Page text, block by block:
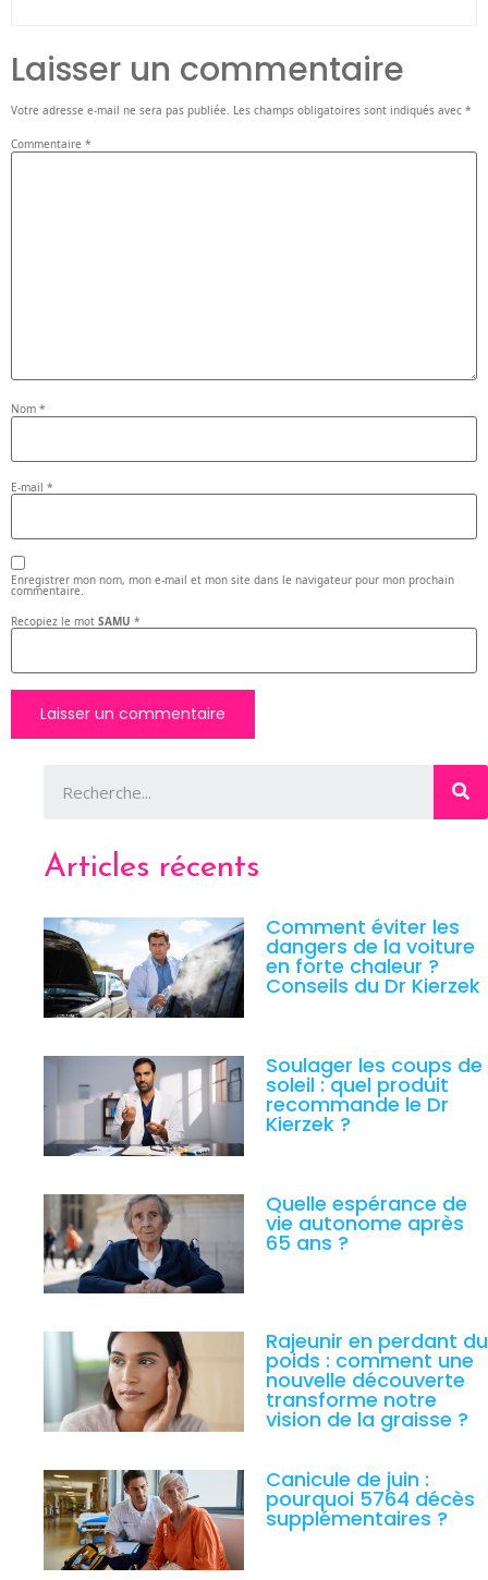
Laisser un commentaire
Votre adresse e-mail ne sera pas publiée. Les champs obligatoires sont indiqués avec *
Commentaire *
Nom *
E-mail *
Enregistrer mon nom, mon e-mail et mon site dans le navigateur pour mon prochain
commentaire.
Recopiez le mot SAMU *
Articles récents
Comment éviter les
dangers de la voiture
en forte chaleur ?
Conseils du Dr Kierzek
Soulager les coups de
soleil : quel produit
recommande le Dr
Kierzek ?
Quelle espérance de
vie autonome après
65 ans ?
Rajeunir en perdant du
poids : comment une
nouvelle découverte
transforme notre
vision de la graisse ?
Canicule de juin :
pourquoi 5764 décès
supplémentaires ?